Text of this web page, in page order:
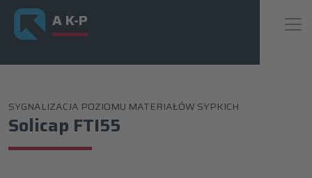
A K-P
SYGNALIZACJA POZIOMU MATERIAŁÓW SYPKICH
Solicap FTI55